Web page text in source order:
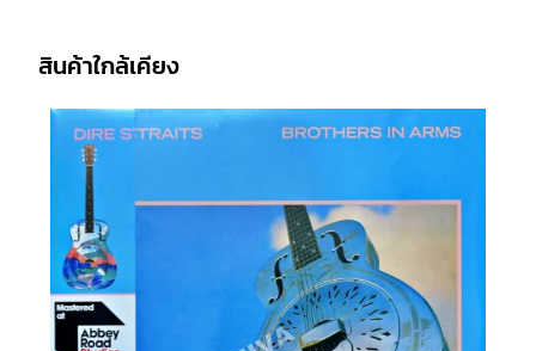
สินค้าใกล้เคียง